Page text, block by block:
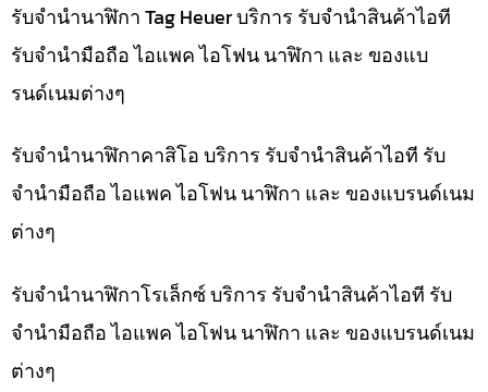
รับจำนำนาฬิกา Tag Heuer บริการ รับจำนำสินค้าไอที
รับจำนำมือถือ ไอแพค ไอโฟน นาฬิกา และ ของแบ
รนด์เนมต่างๆ
รับจำนำนาฬิกาคาสิโอ บริการ รับจำนำสินค้าไอที รับ
จำนำมือถือ ไอแพค ไอโฟน นาฬิกา และ ของแบรนด์เนม
ต่างๆ
รับจำนำนาฬิกาโรเล็กซ์ บริการ รับจำนำสินค้าไอที รับ
จำนำมือถือ ไอแพค ไอโฟน นาฬิกา และ ของแบรนด์เนม
ต่างๆ